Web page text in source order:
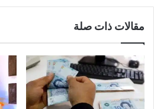
مقالات ذات صلة